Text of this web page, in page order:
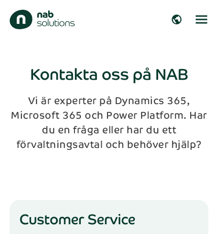
public
arrow_right_alt
arrow_right_alt
Kontakta oss på NAB
Vi är experter på Dynamics 365,
Microsoft 365 och Power Platform. Har
du en fråga eller har du ett
förvaltningsavtal och behöver hjälp?
Customer Service
close
Förnamn*
Efternamn*